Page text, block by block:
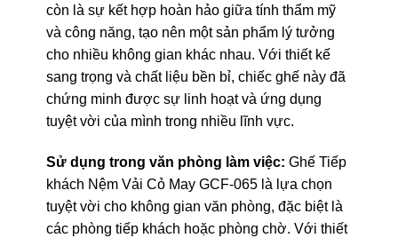
còn là sự kết hợp hoàn hảo giữa tính thẩm mỹ
và công năng, tạo nên một sản phẩm lý tưởng
cho nhiều không gian khác nhau. Với thiết kế
sang trọng và chất liệu bền bỉ, chiếc ghế này đã
chứng minh được sự linh hoạt và ứng dụng
tuyệt vời của mình trong nhiều lĩnh vực.
Sử dụng trong văn phòng làm việc: Ghế Tiếp
khách Nệm Vải Cỏ May GCF-065 là lựa chọn
tuyệt vời cho không gian văn phòng, đặc biệt là
các phòng tiếp khách hoặc phòng chờ. Với thiết